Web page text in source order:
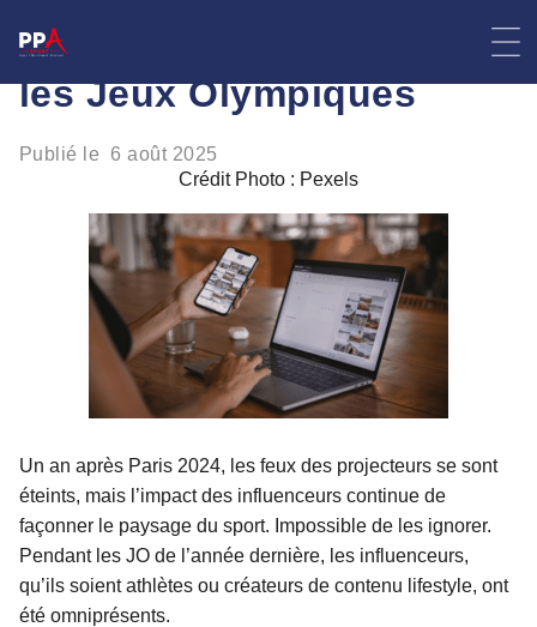
Sport et influence après
les Jeux Olympiques
Publié le 6 août 2025
Crédit Photo : Pexels
Un an après Paris 2024, les feux des projecteurs se sont
éteints, mais l’impact des influenceurs continue de
façonner le paysage du sport. Impossible de les ignorer.
Pendant les JO de l’année dernière, les influenceurs,
qu’ils soient athlètes ou créateurs de contenu lifestyle, ont
été omniprésents.